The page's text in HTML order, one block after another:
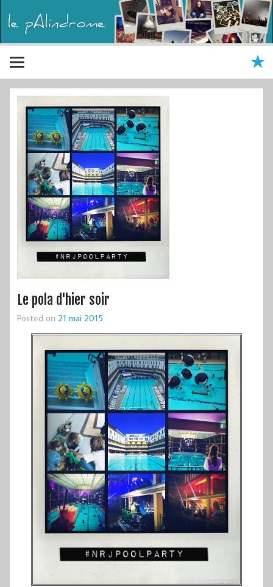
Le pola d'hier soir
Posted on 21 mai 2015